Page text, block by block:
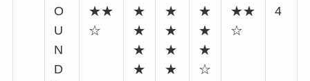
O
U
N
D
★★
☆
★
★
★
★
★
★
★
★
★
★
★
☆
★★
☆
4